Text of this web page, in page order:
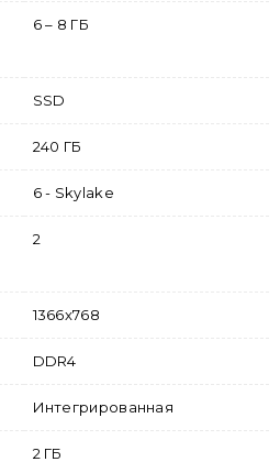
6 – 8 ГБ
SSD
240 ГБ
6 - Skylake
2
1366x768
DDR4
Интегрированная
2 ГБ